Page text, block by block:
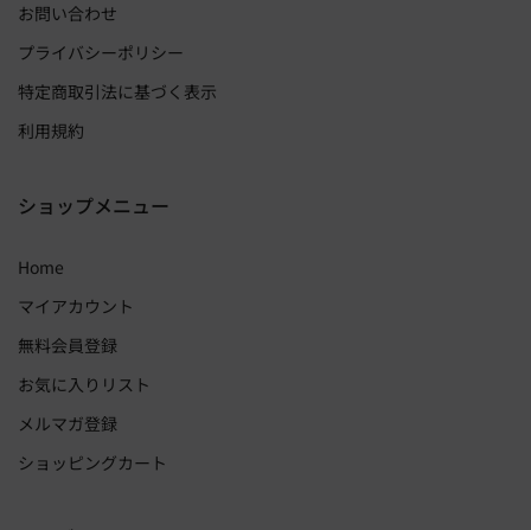
お問い合わせ
プライバシーポリシー
特定商取引法に基づく表示
利用規約
ショップメニュー
Home
マイアカウント
無料会員登録
お気に入りリスト
メルマガ登録
ショッピングカート